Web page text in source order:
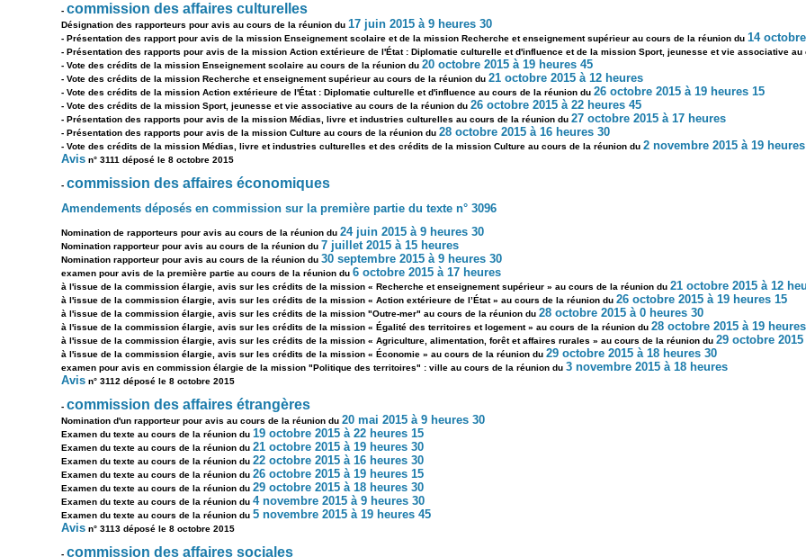
- commission des affaires culturelles
Désignation des rapporteurs pour avis au cours de la réunion du 17 juin 2015 à 9 heures 30
- Présentation des rapport pour avis de la mission Enseignement scolaire et de la mission Recherche et enseignement supérieur au cours de la réunion du 14
- Présentation des rapports pour avis de la mission Action extérieure de l'État : Diplomatie culturelle et d'influence et de la mission Sport, jeunesse et vie associative au
- Vote des crédits de la mission Enseignement scolaire au cours de la réunion du 20 octobre 2015 à 19 heures 45
- Vote des crédits de la mission Recherche et enseignement supérieur au cours de la réunion du 21 octobre 2015 à 12 heures
- Vote des crédits de la mission Action extérieure de l'État : Diplomatie culturelle et d'influence au cours de la réunion du 26 octobre 2015 à 19 heures 15
- Vote des crédits de la mission Sport, jeunesse et vie associative au cours de la réunion du 26 octobre 2015 à 22 heures 45
- Présentation des rapports pour avis de la mission Médias, livre et industries culturelles au cours de la réunion du 27 octobre 2015 à 17 heures
- Présentation des rapports pour avis de la mission Culture au cours de la réunion du 28 octobre 2015 à 16 heures 30
- Vote des crédits de la mission Médias, livre et industries culturelles et des crédits de la mission Culture au cours de la réunion du 2 novembre 2015 à 19 heures
Avisn° 3111 déposé le 8 octobre 2015
- commission des affaires économiques
Amendements déposés en commission sur la première partie du texte n° 3096
Nomination de rapporteurs pour avis au cours de la réunion du 24 juin 2015 à 9 heures 30
Nomination rapporteur pour avis au cours de la réunion du 7 juillet 2015 à 15 heures
Nomination rapporteur pour avis au cours de la réunion du 30 septembre 2015 à 9 heures 30
examen pour avis de la première partie au cours de la réunion du 6 octobre 2015 à 17 heures
à l'issue de la commission élargie, avis sur les crédits de la mission « Recherche et enseignement supérieur » au cours de la réunion du 21 octobre 2015 à 12
à l'issue de la commission élargie, avis sur les crédits de la mission « Action extérieure de l’État » au cours de la réunion du 26 octobre 2015 à 19 heures 15
à l'issue de la commission élargie, avis sur les crédits de la mission "Outre-mer" au cours de la réunion du 28 octobre 2015 à 0 heures 30
à l'issue de la commission élargie, avis sur les crédits de la mission « Égalité des territoires et logement » au cours de la réunion du 28 octobre 2015 à 19
à l'issue de la commission élargie, avis sur les crédits de la mission « Agriculture, alimentation, forêt et affaires rurales » au cours de la réunion du 29 octobre
à l'issue de la commission élargie, avis sur les crédits de la mission « Économie » au cours de la réunion du 29 octobre 2015 à 18 heures 30
examen pour avis en commission élargie de la mission "Politique des territoires" : ville au cours de la réunion du 3 novembre 2015 à 18 heures
Avisn° 3112 déposé le 8 octobre 2015
- commission des affaires étrangères
Nomination d'un rapporteur pour avis au cours de la réunion du 20 mai 2015 à 9 heures 30
Examen du texte au cours de la réunion du 19 octobre 2015 à 22 heures 15
Examen du texte au cours de la réunion du 21 octobre 2015 à 19 heures 30
Examen du texte au cours de la réunion du 22 octobre 2015 à 16 heures 30
Examen du texte au cours de la réunion du 26 octobre 2015 à 19 heures 15
Examen du texte au cours de la réunion du 29 octobre 2015 à 18 heures 30
Examen du texte au cours de la réunion du 4 novembre 2015 à 9 heures 30
Examen du texte au cours de la réunion du 5 novembre 2015 à 19 heures 45
Avisn° 3113 déposé le 8 octobre 2015
- commission des affaires sociales